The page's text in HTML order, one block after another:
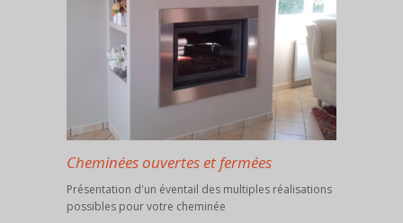
Cheminées ouvertes et fermées
Présentation d'un éventail des multiples réalisations
possibles pour votre cheminée